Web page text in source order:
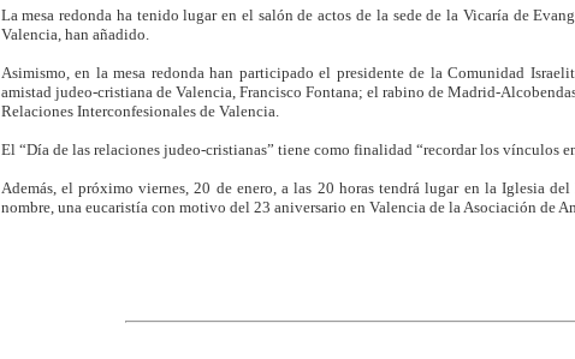
La mesa redonda ha tenido lugar en el salón de actos de la sede de la Vicaría de
Valencia, han añadido.
Asimismo, en la mesa redonda han participado el presidente de la Comunidad
amistad judeo-cristiana de Valencia, Francisco Fontana; el rabino de Madrid-
Relaciones Interconfesionales de Valencia.
El “Día de las relaciones judeo-cristianas” tiene como finalidad “recordar los vínculos
Además, el próximo viernes, 20 de enero, a las 20 horas tendrá lugar en la Iglesia
nombre, una eucaristía con motivo del 23 aniversario en Valencia de la Asociación de